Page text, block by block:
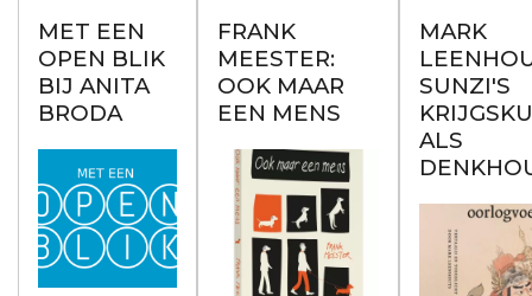
MET EEN
OPEN BLIK
BIJ ANITA
BRODA
FRANK
MEESTER:
OOK MAAR
EEN MENS
MARK
SUNZI'S
ALS